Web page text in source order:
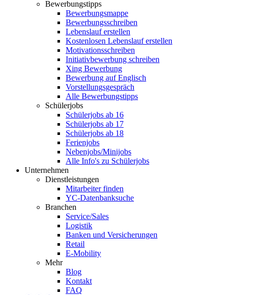
Bewerbungstipps
Bewerbungsmappe
Bewerbungsschreiben
Lebenslauf erstellen
Kostenlosen Lebenslauf erstellen
Motivationsschreiben
Initiativbewerbung schreiben
Xing Bewerbung
Bewerbung auf Englisch
Vorstellungsgespräch
Alle Bewerbungstipps
Schülerjobs
Schülerjobs ab 16
Schülerjobs ab 17
Schülerjobs ab 18
Ferienjobs
Nebenjobs/Minijobs
Alle Info's zu Schülerjobs
Unternehmen
Dienstleistungen
Mitarbeiter finden
YC-Datenbanksuche
Branchen
Service/Sales
Logistik
Banken und Versicherungen
Retail
E-Mobility
Mehr
Blog
Kontakt
FAQ